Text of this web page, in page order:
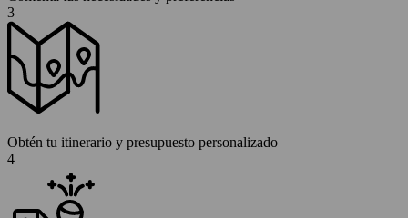
3
Obtén tu itinerario y presupuesto personalizado
4